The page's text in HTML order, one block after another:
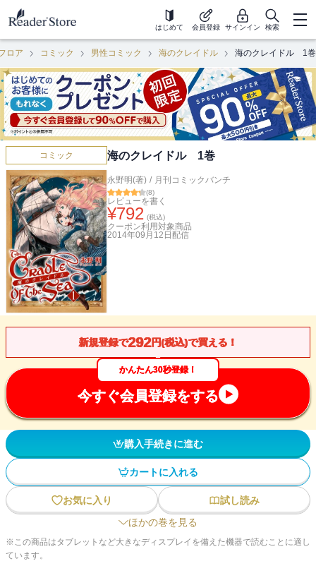
はじめて 会員登録 サインイン 検索
ロア コミック 男性コミック 海のクレイドル 海のクレイドル 1巻
コミック 海のクレイドル 1巻
永野明(著) / 月刊コミックバンチ
(8)
レビューを書く
¥792 (税込)
クーポン利用対象商品
2014年09月12日 配信
新規登録で292円(税込)で買える！
かんたん30秒登録！
今すぐ会員登録をする
購入手続きに進む
カートに入れる
お気に入り
試し読み
ほかの巻を見る
※この商品はタブレットなど大きなディスプレイを備えた機器で読むことに適し
ています。